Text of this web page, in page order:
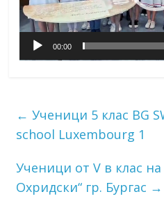
00:00
← Ученици 5 клас BG
school Luxembourg 1
Ученици от V в клас
Охридски“ гр. Бургас →